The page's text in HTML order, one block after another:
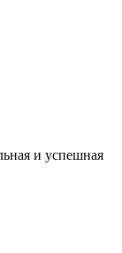
и успешная